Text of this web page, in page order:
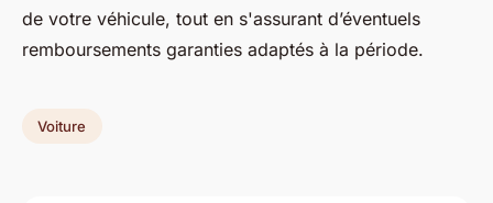
de votre véhicule, tout en s'assurant d’éventuels
remboursements garanties adaptés à la période.
Voiture